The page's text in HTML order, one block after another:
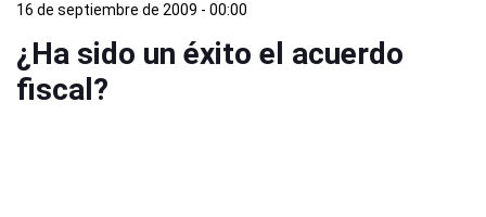
16 de septiembre de 2009 - 00:00
¿Ha sido un éxito el acuerdo
fiscal?